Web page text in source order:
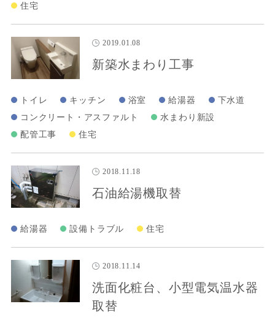
住宅
2019.01.08
新築水まわり工事
トイレ キッチン 浴室 給湯器
下水道
コンクリート・アスファルト
水まわり新設
配管工事
住宅
2018.11.18
石油給湯機取替
給湯器 設備トラブル 住宅
2018.11.14
洗面化粧台、小型電気温水器
取替